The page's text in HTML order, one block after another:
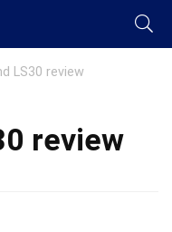
LS30 review
review